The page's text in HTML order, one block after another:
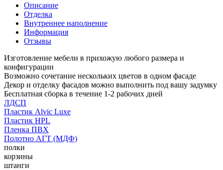
Описание
Отделка
Внутреннее наполнение
Информация
Отзывы
Изготовление мебели в прихожую любого размера и
конфигурации
Возможно сочетание нескольких цветов в одном фасаде
Декор и отделку фасадов можно выполнить под вашу задумку
Бесплатная сборка в течение 1-2 рабочих дней
ЛДСП
Пластик Alvic Luxe
Пластик HPL
Пленка ПВХ
Полотно АГТ (МДФ)
полки
корзины
штанги